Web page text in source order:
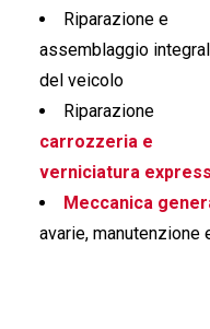
Riparazione e
assemblaggio
del veicolo
Riparazione
carrozzeria e
verniciatura express
Meccanica
avarie, manutenzione